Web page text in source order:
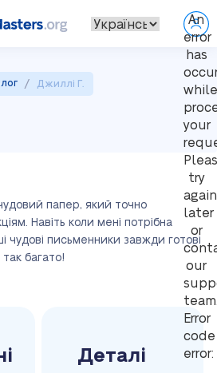
An
error
has
while
your
try
again
later
or
our
Error
code
error:
/ Джиллі Г.
папер, який точно
Навіть коли мені потрібна
чудові письменники завжди готові
багато!
Деталі